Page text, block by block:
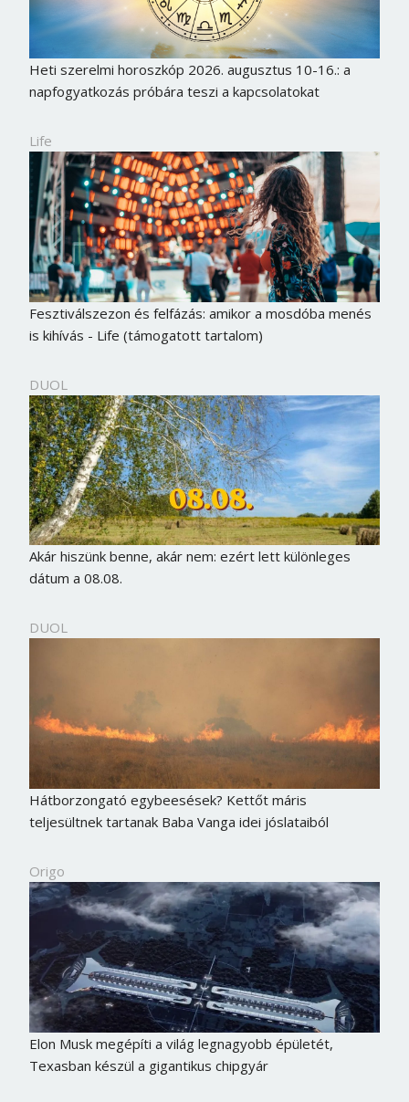
Heti szerelmi horoszkóp 2026. augusztus 10-16.: a
napfogyatkozás próbára teszi a kapcsolatokat
Life
Fesztiválszezon és felfázás: amikor a mosdóba menés
is kihívás - Life (támogatott tartalom)
DUOL
Akár hiszünk benne, akár nem: ezért lett különleges
dátum a 08.08.
DUOL
Hátborzongató egybeesések? Kettőt máris
teljesültnek tartanak Baba Vanga idei jóslataiból
Origo
Elon Musk megépíti a világ legnagyobb épületét,
Texasban készül a gigantikus chipgyár